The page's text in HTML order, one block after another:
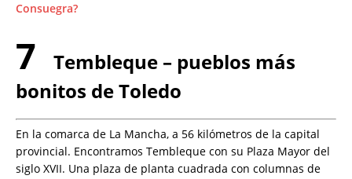
Consuegra?
7
Tembleque – pueblos más
bonitos de Toledo
En la comarca de La Mancha, a 56 kilómetros de la capital
provincial. Encontramos Tembleque con su Plaza Mayor del
siglo XVII. Una plaza de planta cuadrada con columnas de